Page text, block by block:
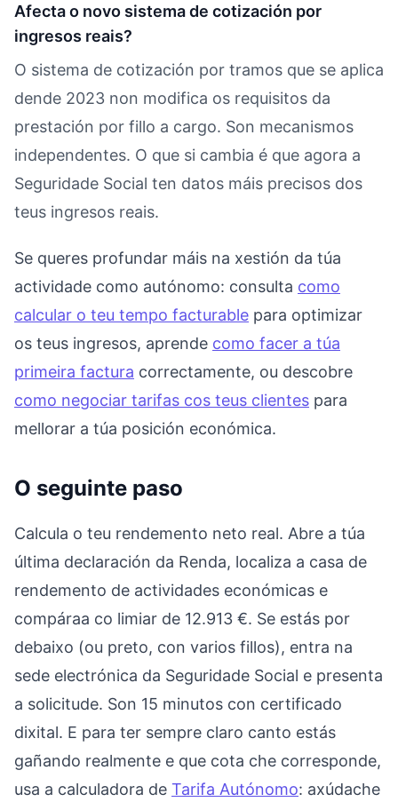
Afecta o novo sistema de cotización por
ingresos reais?
O sistema de cotización por tramos que se aplica
dende 2023 non modifica os requisitos da
prestación por fillo a cargo. Son mecanismos
independentes. O que si cambia é que agora a
Seguridade Social ten datos máis precisos dos
teus ingresos reais.
Se queres profundar máis na xestión da túa
actividade como autónomo: consulta como
calcular o teu tempo facturable para optimizar
os teus ingresos, aprende como facer a túa
primeira factura correctamente, ou descobre
como negociar tarifas cos teus clientes para
mellorar a túa posición económica.
O seguinte paso
Calcula o teu rendemento neto real. Abre a túa
última declaración da Renda, localiza a casa de
rendemento de actividades económicas e
compáraa co limiar de 12.913 €. Se estás por
debaixo (ou preto, con varios fillos), entra na
sede electrónica da Seguridade Social e presenta
a solicitude. Son 15 minutos con certificado
dixital. E para ter sempre claro canto estás
gañando realmente e que cota che corresponde,
usa a calculadora de Tarifa Autónomo: axúdache